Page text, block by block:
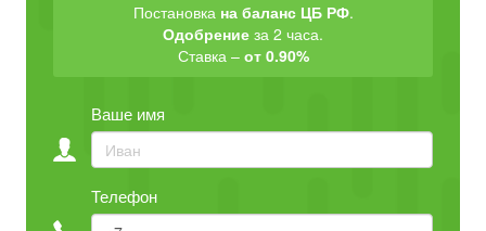
Постановка на баланс ЦБ РФ.
Одобрение за 2 часа.
Ставка – от 0.90%
Ваше имя
Телефон